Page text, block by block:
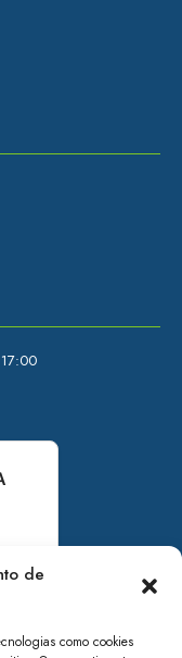
de
como cookies